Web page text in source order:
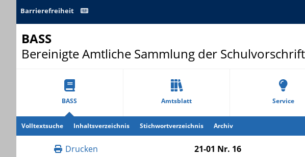
Barrierefreiheit
BASS
Bereinigte Amtliche Sammlung der
BASS Amtsblatt Service
Volltextsuche Inhaltsverzeichnis Stichwortverzeichnis Archiv
Drucken
21-01 Nr. 16